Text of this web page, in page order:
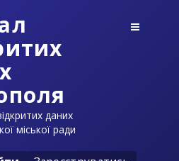
даних
міської ради